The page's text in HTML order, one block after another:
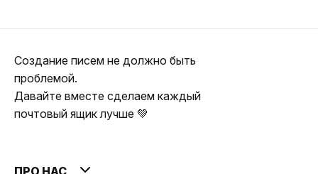
Создание писем не должно быть
проблемой.
Давайте вместе сделаем каждый
почтовый ящик лучше 💚
ПРО НАС